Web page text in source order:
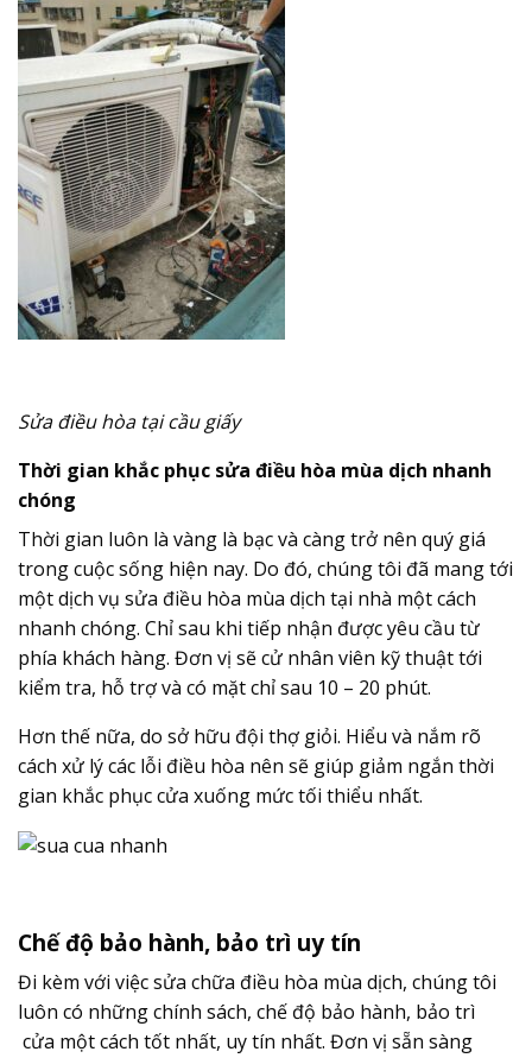
Sửa điều hòa tại cầu giấy
Thời gian khắc phục sửa điều hòa mùa dịch nhanh
chóng
Thời gian luôn là vàng là bạc và càng trở nên quý giá
trong cuộc sống hiện nay. Do đó, chúng tôi đã mang tới
một dịch vụ sửa điều hòa mùa dịch tại nhà một cách
nhanh chóng. Chỉ sau khi tiếp nhận được yêu cầu từ
phía khách hàng. Đơn vị sẽ cử nhân viên kỹ thuật tới
kiểm tra, hỗ trợ và có mặt chỉ sau 10 – 20 phút.
Hơn thế nữa, do sở hữu đội thợ giỏi. Hiểu và nắm rõ
cách xử lý các lỗi điều hòa nên sẽ giúp giảm ngắn thời
gian khắc phục cửa xuống mức tối thiểu nhất.
Chế độ bảo hành, bảo trì uy tín
Đi kèm với việc sửa chữa điều hòa mùa dịch, chúng tôi
luôn có những chính sách, chế độ bảo hành, bảo trì
cửa một cách tốt nhất, uy tín nhất. Đơn vị sẵn sàng